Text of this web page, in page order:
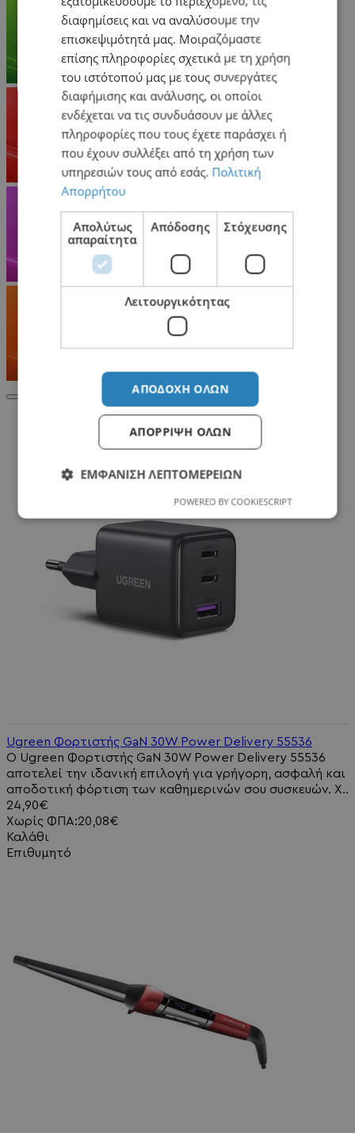
Σχετικά Προϊόντα
Ugreen Φορτιστής GaN 30W Power Delivery 55536
Ο Ugreen Φορτιστής GaN 30W Power Delivery 55536
αποτελεί την ιδανική επιλογή για γρήγορη, ασφαλή και
αποδοτική φόρτιση των καθημερινών σου συσκευών. Χ..
24,90€
Χωρίς ΦΠΑ:20,08€
Καλάθι
Επιθυμητό
διαφημίσεις και να αναλύσουμε την
επισκεψιμότητά μας. Μοιραζόμαστε
επίσης πληροφορίες σχετικά με τη χρήση
του ιστότοπού μας με τους συνεργάτες
διαφήμισης και ανάλυσης, οι οποίοι
ενδέχεται να τις συνδυάσουν με άλλες
πληροφορίες που τους έχετε παράσχει ή
που έχουν συλλέξει από τη χρήση των
υπηρεσιών τους από εσάς. Πολιτική
Απορρήτου
Απολύτως
απαραίτητα
Απόδοσης Στόχευσης
Λειτουργικότητας
ΑΠΟΔΟΧΉ ΌΛΩΝ
ΑΠΌΡΡΙΨΗ ΌΛΩΝ
ΕΜΦΆΝΙΣΗ ΛΕΠΤΟΜΕΡΕΙΏΝ
POWERED BY COOKIESCRIPT